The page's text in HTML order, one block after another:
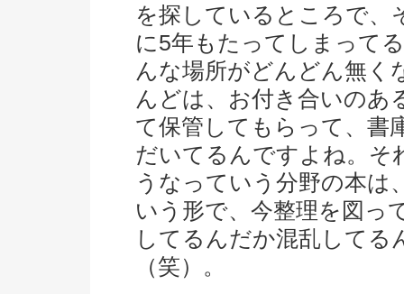
を探しているところで、
に5年もたってしまって
んな場所がどんどん無く
んどは、お付き合いのあ
て保管してもらって、書
だいてるんですよね。そ
うなっていう分野の本は
いう形で、今整理を図っ
してるんだか混乱して
（笑）。